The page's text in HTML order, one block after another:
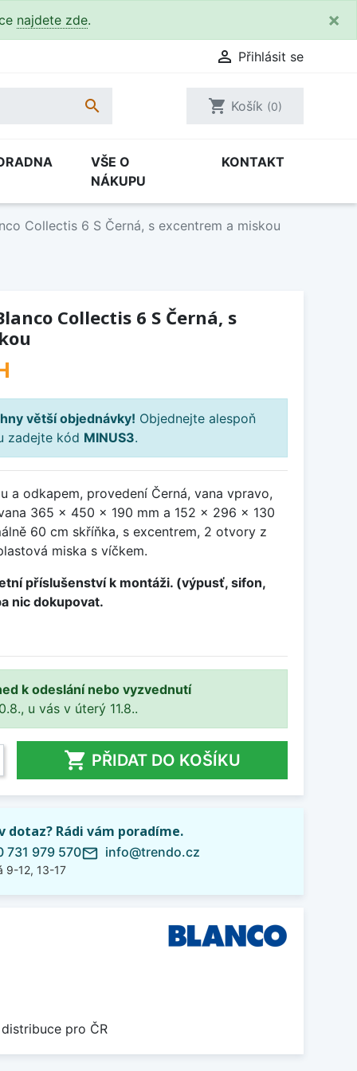
najdete zde. ×
 Přihlásit se
 shopping_cart Košík (0)
VŠE O
NÁKUPU
KONTAKT
Collectis 6 S Černá, s excentrem a miskou
Collectis 6 S Černá, s
větší objednávky! Objednejte alespoň
zadejte kód MINUS3.
a odkapem, provedení Černá, vana vpravo,
365 x 450 x 190 mm a 152 x 296 x 130
60 cm skříňka, s excentrem, 2 otvory z
miska s víčkem.
příslušenství k montáži. (výpusť, sifon,
nic dokupovat.
k odeslání nebo vyzvednutí
u vás v úterý 11.8..
 PŘIDAT DO KOŠÍKU
dotaz? Rádi vám poradíme.
731 979 570
9-12, 13-17
mail_outline info@trendo.cz
pro ČR